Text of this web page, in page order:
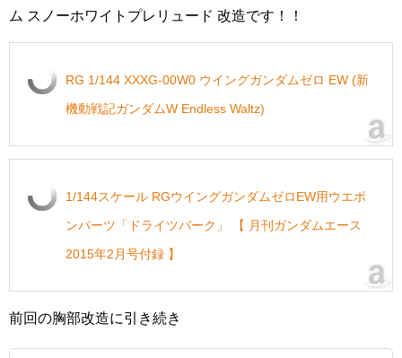
ム スノーホワイトプレリュード 改造です！！
RG 1/144 XXXG-00W0 ウイングガンダムゼロ EW (新
機動戦記ガンダムW Endless Waltz)
1/144スケール RGウイングガンダムゼロEW用ウエポ
ンパーツ「ドライツバーク」 【 月刊ガンダムエース
2015年2月号付録 】
前回の胸部改造に引き続き